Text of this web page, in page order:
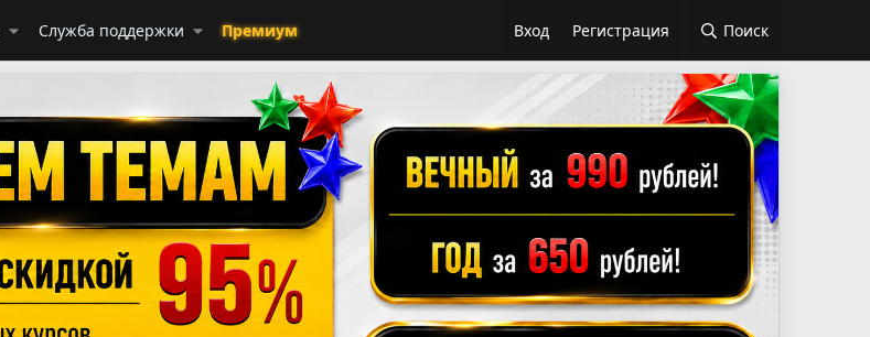
Служба поддержки Премиум Вход Регистрация Поиск